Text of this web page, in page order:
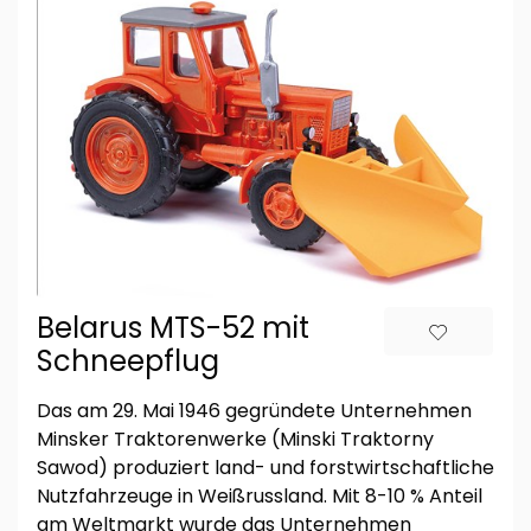
Belarus MTS-52 mit
Schneepflug
Das am 29. Mai 1946 gegründete Unternehmen
Minsker Traktorenwerke (Minski Traktorny
Sawod) produziert land- und forstwirtschaftliche
Nutzfahrzeuge in Weißrussland. Mit 8-10 % Anteil
am Weltmarkt wurde das Unternehmen